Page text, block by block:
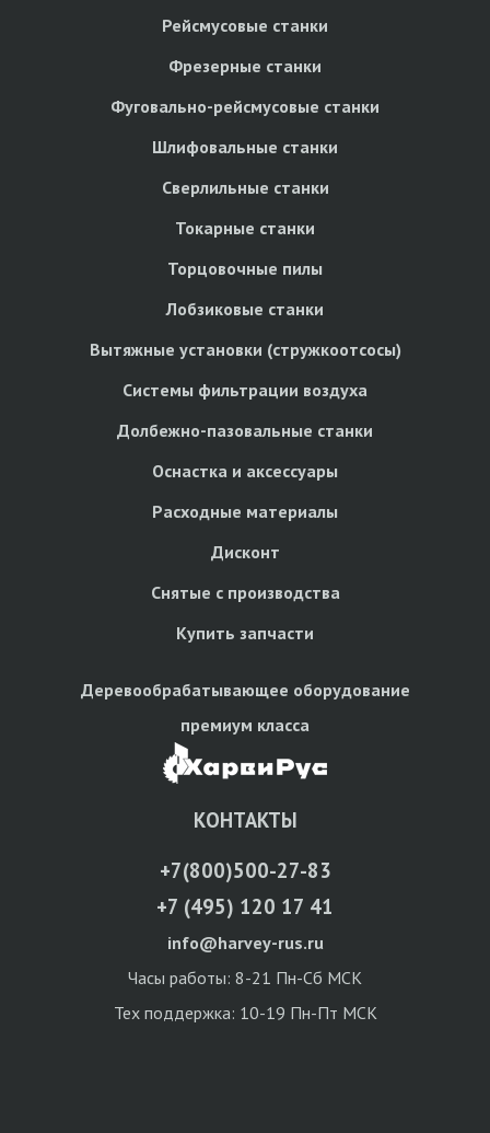
Рейсмусовые станки
Фрезерные станки
Фуговально-рейсмусовые станки
Шлифовальные станки
Сверлильные станки
Токарные станки
Торцовочные пилы
Лобзиковые станки
Вытяжные установки (стружкоотсосы)
Системы фильтрации воздуха
Долбежно-пазовальные станки
Оснастка и аксессуары
Расходные материалы
Дисконт
Снятые с производства
Купить запчасти
Деревообрабатывающее оборудование
премиум класса
КОНТАКТЫ
+7(800)500-27-83
+7 (495) 120 17 41
info@harvey-rus.ru
Часы работы: 8-21 Пн-Сб МСК
Тех поддержка: 10-19 Пн-Пт МСК